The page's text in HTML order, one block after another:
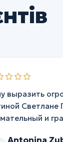
выразить
Светлане
и
Antonina